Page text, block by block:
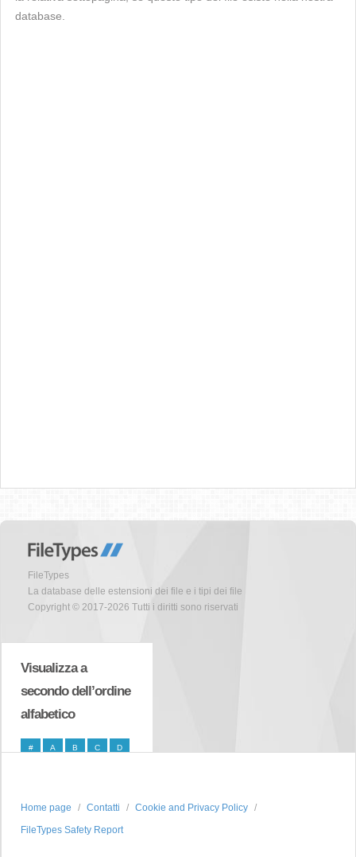
database.
FileTypes
La database delle estensioni dei file e i tipi dei file
Copyright © 2017-2026 Tutti i diritti sono riservati
Visualizza a
secondo dell’ordine
alfabetico
# A B C D
O P Q R S
Home page Contatti
Cookie and Privacy Policy
FileTypes Safety Report